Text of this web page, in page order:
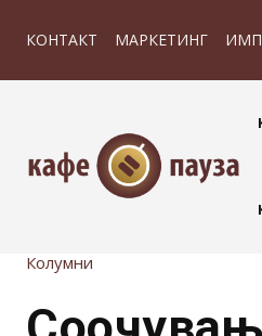
КОНТАКТ МАРКЕТИНГ
Колумни